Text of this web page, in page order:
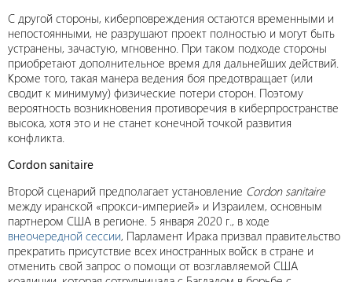
С другой стороны, киберповреждения остаются временными и
непостоянными, не разрушают проект полностью и могут быть
устранены, зачастую, мгновенно. При таком подходе стороны
приобретают дополнительное время для дальнейших действий.
Кроме того, такая манера ведения боя предотвращает (или
сводит к минимуму) физические потери сторон. Поэтому
вероятность возникновения противоречия в киберпространстве
высока, хотя это и не станет конечной точкой развития
конфликта.
Cordon sanitaire
Второй сценарий предполагает установление Cordon sanitaire
между иранской «прокси-империей» и Израилем, основным
партнером США в регионе. 5 января 2020 г., в ходе
внеочередной сессии, Парламент Ирака призвал правительство
прекратить присутствие всех иностранных войск в стране и
отменить свой запрос о помощи от возглавляемой США